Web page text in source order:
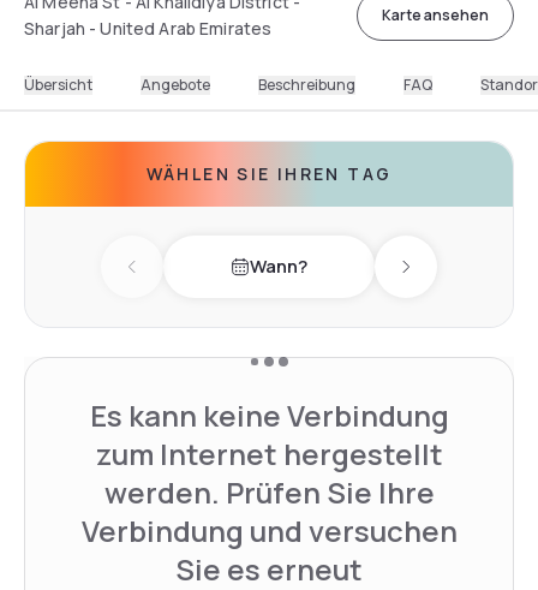
Sharjah - United Arab Emirates
Karte ansehen
Übersicht Angebote Beschreibung FAQ
WÄHLEN SIE IHREN TAG
Previous day Wann? Next day
Es kann keine Verbindung
zum Internet hergestellt
werden. Prüfen Sie Ihre
Verbindung und versuchen
Sie es erneut